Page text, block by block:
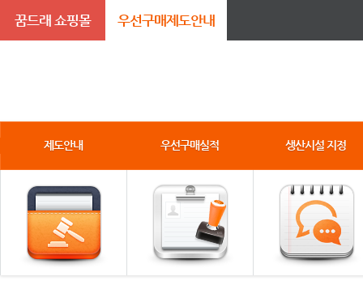
꿈드래 쇼핑몰 우선구매제도안내
제도안내 우선구매실적 생산시설 지정